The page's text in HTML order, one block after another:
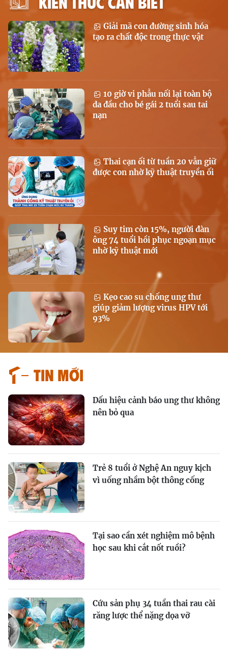
Giải mã con đường sinh hóa
tạo ra chất độc trong thực vật
10 giờ vi phẫu nối lại toàn bộ
da đầu cho bé gái 2 tuổi sau tai
nạn
Thai cạn ối từ tuần 20 vẫn giữ
được con nhờ kỹ thuật truyền ối
Suy tim còn 15%, người đàn
ông 74 tuổi hồi phục ngoạn mục
nhờ kỹ thuật mới
Kẹo cao su chống ung thư
giúp giảm lượng virus HPV tới
93%
Tin mới
Dấu hiệu cảnh báo ung thư không
nên bỏ qua
Trẻ 8 tuổi ở Nghệ An nguy kịch
vì uống nhầm bột thông cống
Tại sao cần xét nghiệm mô bệnh
học sau khi cắt nốt ruồi?
Cứu sản phụ 34 tuần thai rau cài
răng lược thể nặng dọa vỡ